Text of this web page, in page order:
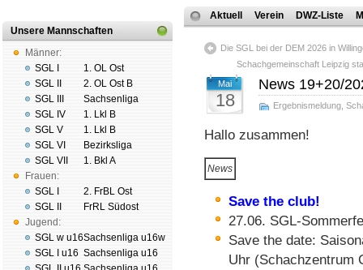
Unsere Mannschaften
Männer:
SGL I
SGL II
SGL III
SGL IV
SGL V
SGL VI
SGL VII
Frauen:
SGL I
SGL II
Jugend:
SGL w u16
SGL I u16
1. OL Ost
2. OL Ost B
Sachsenliga
1. Lkl B
1. Lkl B
Bezirksliga
1. Bkl A
2. FrBL Ost
FrRL Südost
Sachsenliga u16w
Sachsenliga u16
Aktuell Verein DWZ-Liste
Die SGL bei der DEM 2026 in
Schachgemeinschaft Leipzig
Mai
18
News 19+20/
Ergebnismeldung
Hallo zusammen!
News
Save the club!
27.06. SGL-
Save the date:
Uhr (Schachzentrum